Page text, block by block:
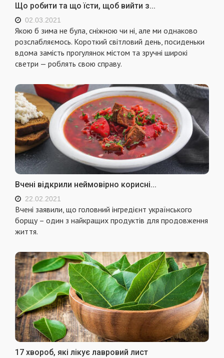
Що робити та що їсти, щоб вийти з...
02.03.2021
Якою б зима не була, сніжною чи ні, але ми однаково
розслабляємось. Короткий світловий день, посиденьки
вдома замість прогулянок містом та зручні широкі
светри — роблять свою справу.
Вчені відкрили неймовірно корисні...
22.02.2021
Вчені заявили, що головний інгредієнт українського
борщу – один з найкращих продуктів для продовження
життя.
17 хвороб, які лікує лавровий лист